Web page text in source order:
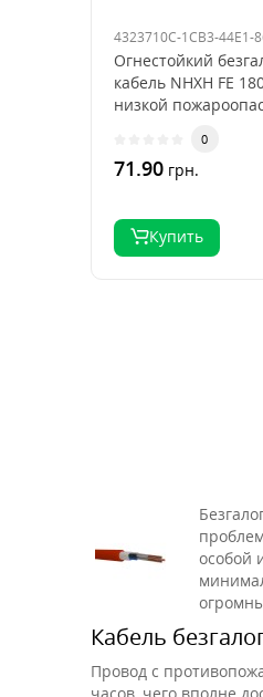
Огнестойкий
кабель NHXH FE
низкой
0
71.90грн.
Купить
особой
Кабель
Провод с